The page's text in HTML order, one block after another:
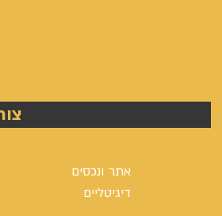
-
אתר ונכסים
דיגיטליים